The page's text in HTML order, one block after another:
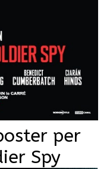
per
Spy